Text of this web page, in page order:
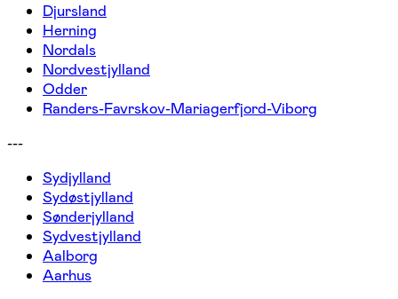
Djursland
Herning
Nordals
Nordvestjylland
Odder
Randers-Favrskov-Mariagerfjord-Viborg
---
Sydjylland
Sydøstjylland
Sønderjylland
Sydvestjylland
Aalborg
Aarhus